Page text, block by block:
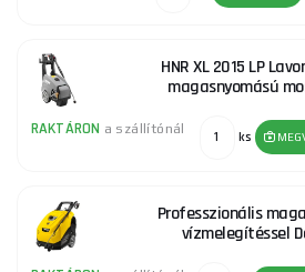
HNR XL 2015 LP
magasnyomású
RAKTÁRON a szállítónál ks
Professzionális
vízmelegítéssel